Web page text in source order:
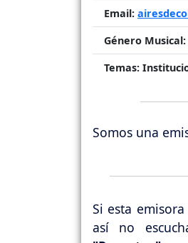
Email:
Género Musical:
Temas:
Somos una
Si esta
así no